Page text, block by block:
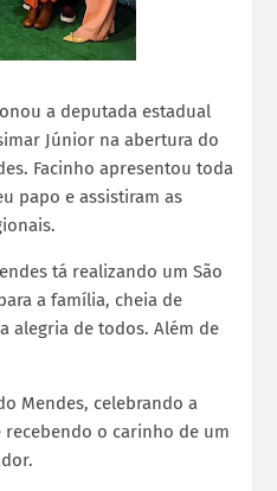
a deputada estadual
Júnior na abertura do
Facinho apresentou toda
papo e assistiram as
tá realizando um São
a família, cheia de
alegria de todos. Além de
Mendes, celebrando a
o carinho de um